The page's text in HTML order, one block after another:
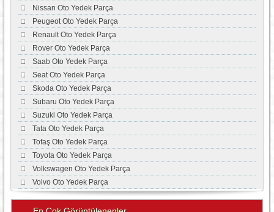
Nissan Oto Yedek Parça
Peugeot Oto Yedek Parça
Renault Oto Yedek Parça
Rover Oto Yedek Parça
Saab Oto Yedek Parça
Seat Oto Yedek Parça
Skoda Oto Yedek Parça
Subaru Oto Yedek Parça
Suzuki Oto Yedek Parça
Tata Oto Yedek Parça
Tofaş Oto Yedek Parça
Toyota Oto Yedek Parça
Volkswagen Oto Yedek Parça
Volvo Oto Yedek Parça